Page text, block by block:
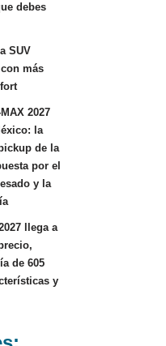
debes
SUV
más
MAX 2027
la
de la
por el
y la
llega a
de 605
y